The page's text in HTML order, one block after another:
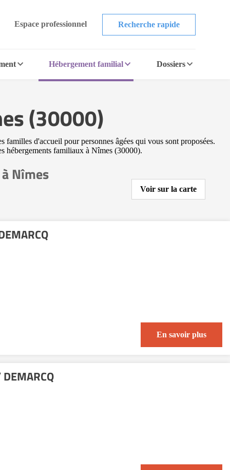
Espace professionnel Recherche rapide
Hébergement familial Dossiers
(30000)
d'accueil pour personnes âgées qui vous sont proposées.
hébergements familiaux à Nîmes (30000).
Nîmes
Voir sur la carte
En savoir plus